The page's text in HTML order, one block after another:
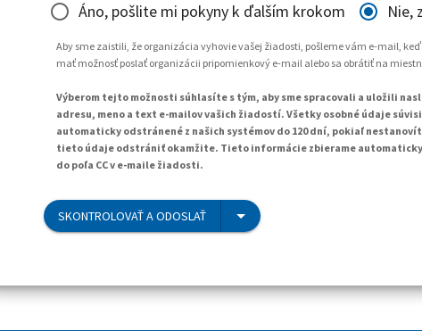
Áno, pošlite mi pokyny k ďalším krokom
Nie,
Aby sme zaistili, že organizácia vyhovie vašej žiadosti, pošleme vám e-mail,
mať možnosť poslať organizácii pripomienkový e-mail alebo sa obrátiť na
Výberom tejto možnosti súhlasíte s tým, aby sme spracovali a uložili
adresu, meno a text e-mailov vašich žiadostí. Všetky osobné údaje
automaticky odstránené z našich systémov do 120 dní, pokiaľ
tieto údaje odstrániť okamžite. Tieto informácie zbierame
do poľa CC v e-maile žiadosti.
SKONTROLOVAŤ A ODOSLAŤ